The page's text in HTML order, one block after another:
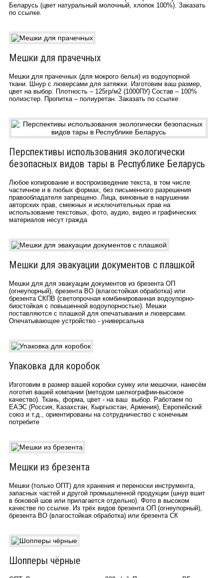
Беларусь (цвет натуральный молочный, хлопок 100%). Заказать
по ссылке.
Мешки для прачечных
Мешки для прачечных (для мокрого белья) из водоупорной
ткани. Шнур с люверсами для затяжки. Изготовим ваш размер,
цвет на выбор. Плотность – 125гр/м2 (1000ПУ) Состав – 100%
полиэстер. Пропитка – полиуретан. Заказать по ссылке
Перспективы использования экологически
безопасных видов тары в Республике Беларусь
Любое копирование и воспроизведение текста, в том числе
частичное и в любых формах, без письменного разрешения
правообладателя запрещено. Лица, виновные в нарушении
авторских прав, смежных и исключительных прав на
использование текстовых, фото, аудио, видео и графических
материалов несут гражда
Мешки для эвакуации документов с плашкой
Мешки для для эвакуации документов из брезента ОП
(огнеупорный), брезента ВО (влагостойкая обработка) или
брезента СКПВ (светопрочная комбинированная водоупорно-
биостойкая с повышенной водоупорностью). Мешки
поставляются с плашкой для опечатывания и люверсами.
Опечатывающее устройство - универсальна
Упаковка для коробок
Изготовим в размер вашей коробки сумку или мешочки, нанесём
логотип вашей компании (методом шелкографии-высокое
качество). Ткань, форма, цвет - на ваш выбор. Работаем по
ЕАЭС (Россия, Казахстан, Кыргызстан, Армения), Европейский
союз и т.д., ориентированы на сотрудничество с конечным
потребите
Мешки из брезента
Мешки (только ОПТ) для хранения и переноски инструмента,
запасных частей и другой промышленной продукции (шнур вшит
в боковой шов или прилагается отдельно). Фото в высоком
качестве по ссылке. Из трёх видов брезента ОП (огнеупорный),
брезента ВО (влагостойкая обработка) или брезента СК
Шопперы чёрные